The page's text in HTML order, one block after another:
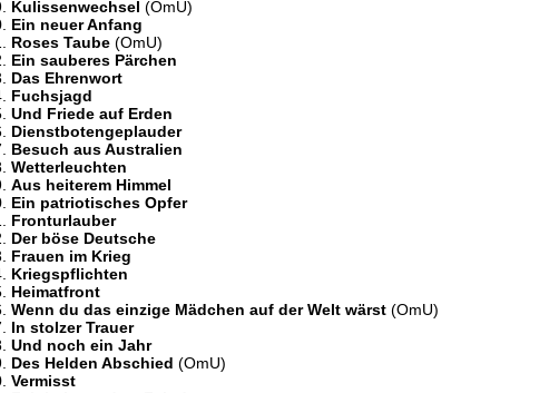
Kulissenwechsel (OmU)
Ein neuer Anfang
Roses Taube (OmU)
Ein sauberes Pärchen
Das Ehrenwort
Fuchsjagd
Und Friede auf Erden
Dienstbotengeplauder
Besuch aus Australien
Wetterleuchten
Aus heiterem Himmel
Ein patriotisches Opfer
Fronturlauber
Der böse Deutsche
Frauen im Krieg
Kriegspflichten
Heimatfront
Wenn du das einzige Mädchen auf der Welt wärst (OmU)
In stolzer Trauer
Und noch ein Jahr
Des Helden Abschied (OmU)
Vermisst